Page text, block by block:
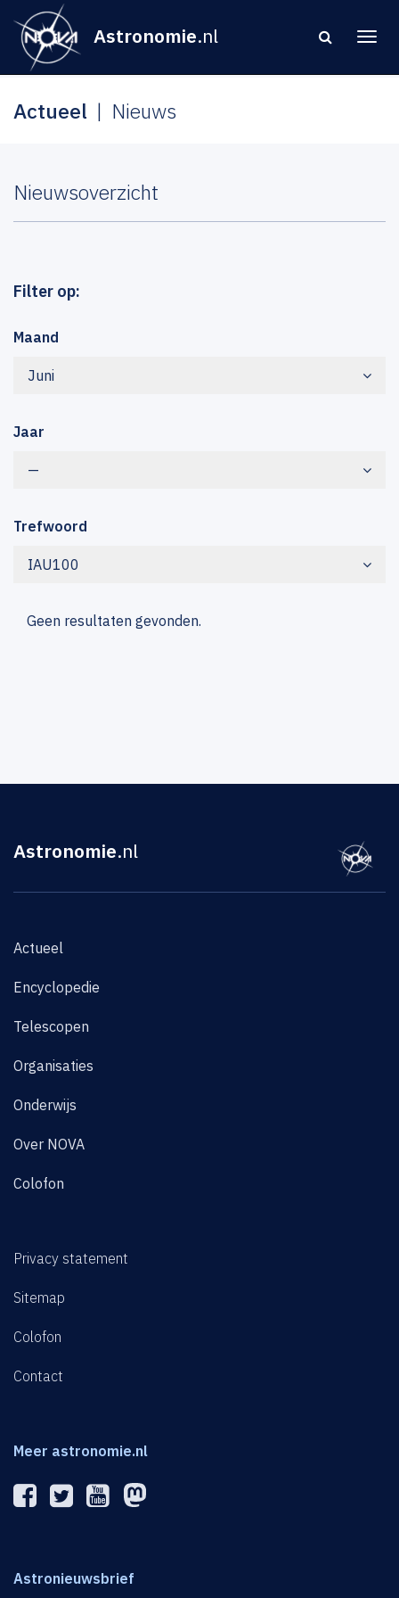
Astronomie.nl
Actueel Nieuws
Nieuwsoverzicht
Filter op:
Maand
Juni
Jaar
—
Trefwoord
IAU100
Geen resultaten gevonden.
Astronomie.nl
Actueel
Encyclopedie
Telescopen
Organisaties
Onderwijs
Over NOVA
Colofon
Privacy statement
Sitemap
Colofon
Contact
Meer astronomie.nl
Astronieuwsbrief